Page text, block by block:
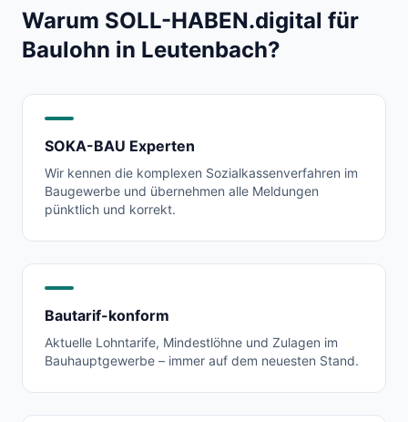
Warum SOLL-HABEN.digital für
Baulohn in Leutenbach?
SOKA-BAU Experten
Wir kennen die komplexen Sozialkassenverfahren im
Baugewerbe und übernehmen alle Meldungen
pünktlich und korrekt.
Bautarif-konform
Aktuelle Lohntarife, Mindestlöhne und Zulagen im
Bauhauptgewerbe – immer auf dem neuesten Stand.